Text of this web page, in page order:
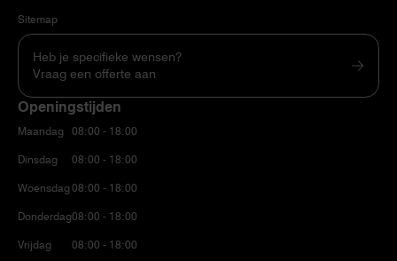
Sitemap
Heb je specifieke wensen?
Vraag een offerte aan
Openingstijden
Maandag
Dinsdag
Woensdag
Donderdag
Vrijdag
08:00 - 18:00
08:00 - 18:00
08:00 - 18:00
08:00 - 18:00
08:00 - 18:00